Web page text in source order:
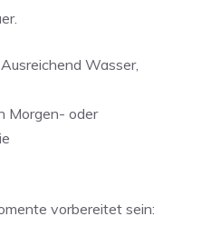
Wasser,
Morgen- oder
vorbereitet sein: